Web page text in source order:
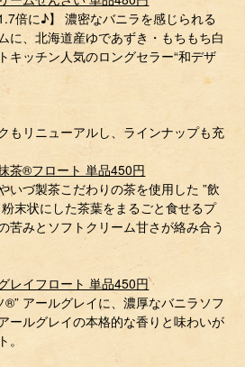
倍に♪】 濃密なバニラを感じられる
に、北海道産ゆであずき・もちもち白
キッチン人気のロングセラー“和デザ
もリニューアルし、ラインナップも充
茶®フロート 単品450円
いづ製茶こだわりの茶を使用した ”飲
末状にした茶葉をまるごと食せるプ
苦みとソフトクリーム甘さが絡み合う
レイフロート 単品450円
®” アールグレイに、濃厚なバニラソフ
ールグレイの本格的な香りと味わいが
。